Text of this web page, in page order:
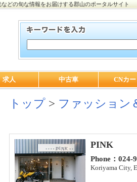
どの旬な情報をお届けする郡山のポータルサイト
求人 中古車 CNカ
トップ > ファッション
PINK
Phone：024-
Koriyama City,